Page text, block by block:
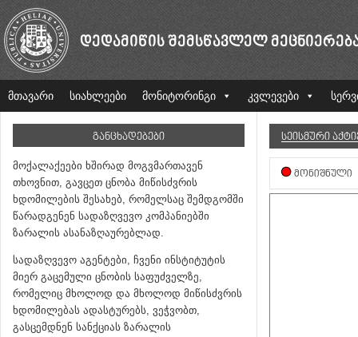
ᲓᲔᲓᲐᲛᲘᲬᲘᲡ ᲨᲔᲛᲡᲬᲐᲕᲚᲔᲚ
მთავარი სიახლეები მონიტორინგი კვლევები
ᲒᲐᲜᲪᲮᲐᲓᲔᲑᲔᲑᲘ
მოქალაქეები ხშირად მოგვმართავენ
თხოვნით, გავცეთ ცნობა მიწისძვრის
ხდომილების შესახებ, რომელსაც შემდგომში
წარადგენენ სადაზღვევო კომპანიებში
ზარალის ასანაზღაურებლად.
სადაზღვევო აგენტები, ჩვენი ინსტიტუტის
მიერ გაცემული ცნობის საფუძველზე,
რომელიც მხოლოდ და მხოლოდ მიწისძვრის
ხდომილებას ადასტურებს, ვეჭვობთ,
გასცემდნენ სანქციას ზარალის
ᲡᲔᲘᲡᲛᲣᲠᲘ
ᲛᲝᲜᲘᲨᲜᲣᲚᲘ